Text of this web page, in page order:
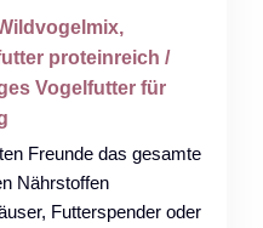
proteinreich /
Vogelfutter für
Freunde das gesamte
Nährstoffen
Futterspender oder